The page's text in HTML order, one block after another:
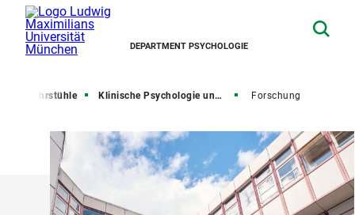
DEPARTMENT PSYCHOLOGIE
Lehrstühle Klinische Psychologie und Psychotherapie Forschung